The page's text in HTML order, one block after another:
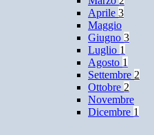
Aprile 3
Maggio
Giugno 3
Luglio 1
Agosto 1
Settembre 2
Ottobre 2
Novembre
Dicembre 1